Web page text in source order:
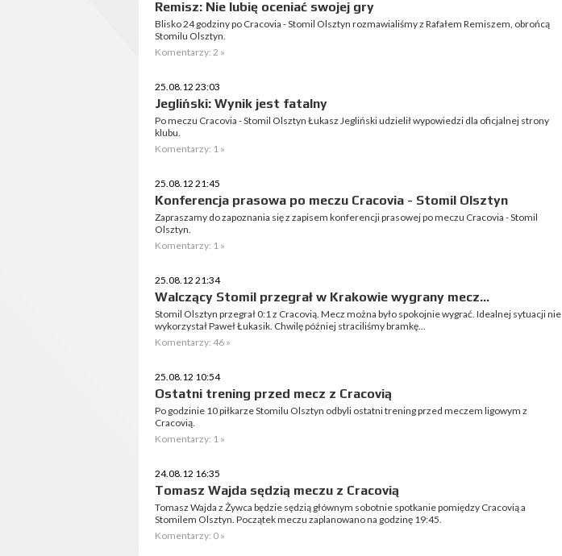
Remisz: Nie lubię oceniać swojej gry
Blisko 24 godziny po Cracovia - Stomil Olsztyn rozmawialiśmy z Rafałem Remiszem, obrońcą
Stomilu Olsztyn.
Komentarzy: 2 »
25.08.12 23:03
Jegliński: Wynik jest fatalny
Po meczu Cracovia - Stomil Olsztyn Łukasz Jegliński udzielił wypowiedzi dla oficjalnej strony
klubu.
Komentarzy: 1 »
25.08.12 21:45
Konferencja prasowa po meczu Cracovia - Stomil Olsztyn
Zapraszamy do zapoznania się z zapisem konferencji prasowej po meczu Cracovia - Stomil
Olsztyn.
Komentarzy: 1 »
25.08.12 21:34
Walczący Stomil przegrał w Krakowie wygrany mecz...
Stomil Olsztyn przegrał 0:1 z Cracovią. Mecz można było spokojnie wygrać. Idealnej sytuacji nie
wykorzystał Paweł Łukasik. Chwilę później straciliśmy bramkę...
Komentarzy: 46 »
25.08.12 10:54
Ostatni trening przed mecz z Cracovią
Po godzinie 10 piłkarze Stomilu Olsztyn odbyli ostatni trening przed meczem ligowym z
Cracovią.
Komentarzy: 1 »
24.08.12 16:35
Tomasz Wajda sędzią meczu z Cracovią
Tomasz Wajda z Żywca będzie sędzią głównym sobotnie spotkanie pomiędzy Cracovią a
Stomilem Olsztyn. Początek meczu zaplanowano na godzinę 19:45.
Komentarzy: 0 »